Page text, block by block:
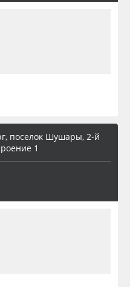
поселок Шушары, 2-й
1